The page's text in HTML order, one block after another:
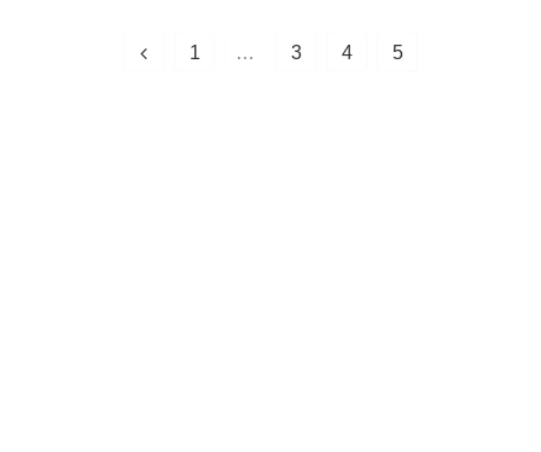
1 … 3 4 5